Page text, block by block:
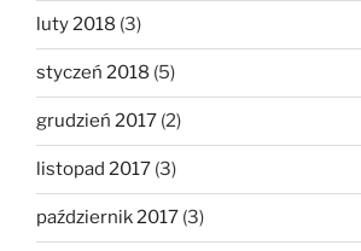
luty 2018 (3)
styczeń 2018 (5)
grudzień 2017 (2)
listopad 2017 (3)
październik 2017 (3)